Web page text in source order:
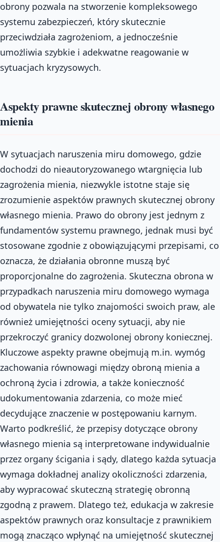
obrony pozwala na stworzenie kompleksowego
systemu zabezpieczeń, który skutecznie
przeciwdziała zagrożeniom, a jednocześnie
umożliwia szybkie i adekwatne reagowanie w
sytuacjach kryzysowych.
Aspekty prawne skutecznej obrony własnego
mienia
W sytuacjach naruszenia miru domowego, gdzie
dochodzi do nieautoryzowanego wtargnięcia lub
zagrożenia mienia, niezwykle istotne staje się
zrozumienie aspektów prawnych skutecznej obrony
własnego mienia. Prawo do obrony jest jednym z
fundamentów systemu prawnego, jednak musi być
stosowane zgodnie z obowiązującymi przepisami, co
oznacza, że działania obronne muszą być
proporcjonalne do zagrożenia. Skuteczna obrona w
przypadkach naruszenia miru domowego wymaga
od obywatela nie tylko znajomości swoich praw, ale
również umiejętności oceny sytuacji, aby nie
przekroczyć granicy dozwolonej obrony koniecznej.
Kluczowe aspekty prawne obejmują m.in. wymóg
zachowania równowagi między obroną mienia a
ochroną życia i zdrowia, a także konieczność
udokumentowania zdarzenia, co może mieć
decydujące znaczenie w postępowaniu karnym.
Warto podkreślić, że przepisy dotyczące obrony
własnego mienia są interpretowane indywidualnie
przez organy ścigania i sądy, dlatego każda sytuacja
wymaga dokładnej analizy okoliczności zdarzenia,
aby wypracować skuteczną strategię obronną
zgodną z prawem. Dlatego też, edukacja w zakresie
aspektów prawnych oraz konsultacje z prawnikiem
mogą znacząco wpłynąć na umiejętność skutecznej